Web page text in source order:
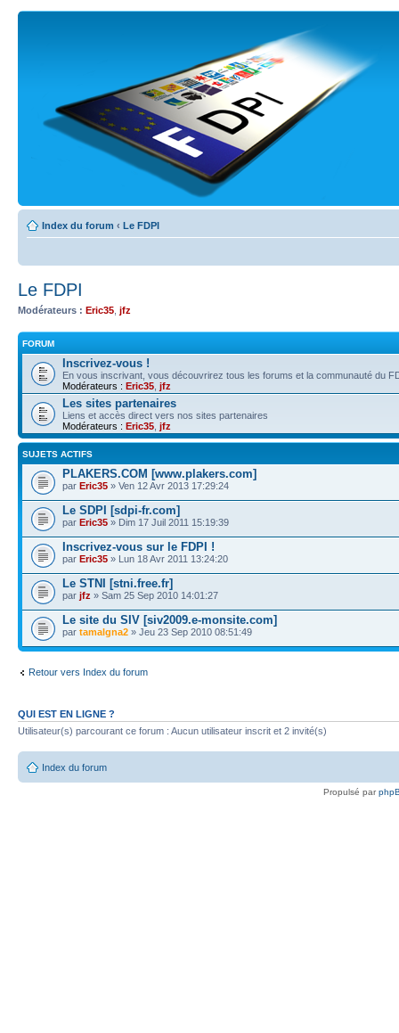
Index du forum ‹ Le FDPI
Le FDPI
Modérateurs : Eric35 jfz
FORUM
Inscrivez-vous !
En vous inscrivant, vous découvrirez tous les forums et la communauté du
Modérateurs : Eric35 jfz
Les sites partenaires
Liens et accès direct vers nos sites partenaires
Modérateurs : Eric35 jfz
SUJETS ACTIFS
PLAKERS.COM [www.plakers.com]
par Eric35 » Ven 12 Avr 2013 17:29:24
Le SDPI [sdpi-fr.com]
par Eric35 » Dim 17 Juil 2011 15:19:39
Inscrivez-vous sur le FDPI !
par Eric35 » Lun 18 Avr 2011 13:24:20
Le STNI [stni.free.fr]
par jfz » Sam 25 Sep 2010 14:01:27
Le site du SIV [siv2009.e-monsite.com]
par tamalgna2 » Jeu 23 Sep 2010 08:51:49
Retour vers Index du forum
QUI EST EN LIGNE ?
Utilisateur(s) parcourant ce forum : Aucun utilisateur inscrit et 2 invité(s)
Index du forum
Propulsé par